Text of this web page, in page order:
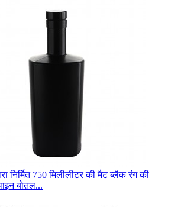
निर्मित 750 मिलीलीटर की मैट ब्लैक रंग की
बोतल...